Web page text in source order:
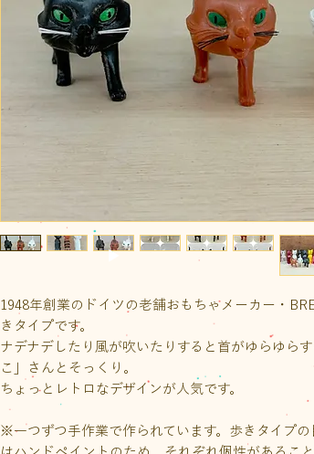
1948年創業のドイツの老舗おもちゃメーカー・
きタイプです。
ナデナデしたり風が吹いたりすると首がゆらゆら
こ」さんとそっくり。
ちょっとレトロなデザインが人気です。
※一つずつ手作業で作られています。歩きタイプ